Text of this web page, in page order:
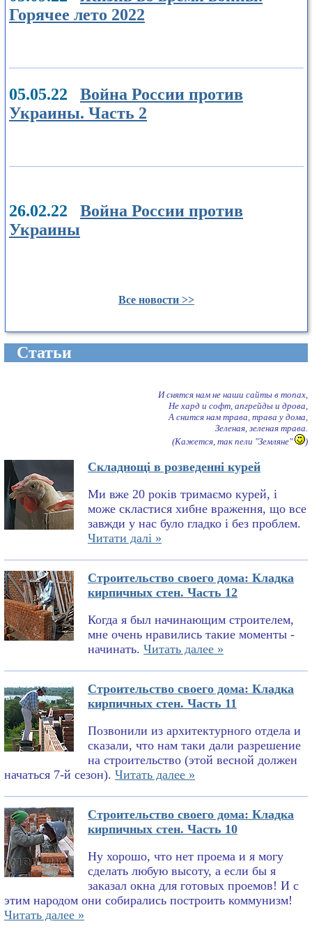
Горячее лето 2022
05.05.22 Война России против
Украины. Часть 2
26.02.22 Война России против
Украины
Все новости >>
Cтатьи
И снятся нам не наши сайты в топах,
Не хард и софт, апгрейды и дрова,
А снится нам трава, трава у дома,
Зеленая, зеленая трава.
(Кажется, так пели "Земляне"
)
Складнощі в розведенні курей
Ми вже 20 років тримаємо курей, і
може скластися хибне враження, що все
завжди у нас було гладко і без проблем.
Читати далі »
Строительство своего дома: Кладка
кирпичных стен. Часть 12
Когда я был начинающим строителем,
мне очень нравились такие моменты -
начинать. Читать далее »
Строительство своего дома: Кладка
кирпичных стен. Часть 11
Позвонили из архитектурного отдела и
сказали, что нам таки дали разрешение
на строительство (этой весной должен
начаться 7-й сезон). Читать далее »
Строительство своего дома: Кладка
кирпичных стен. Часть 10
Ну хорошо, что нет проема и я могу
сделать любую высоту, а если бы я
заказал окна для готовых проемов! И с
этим народом они собирались построить коммунизм!
Читать далее »